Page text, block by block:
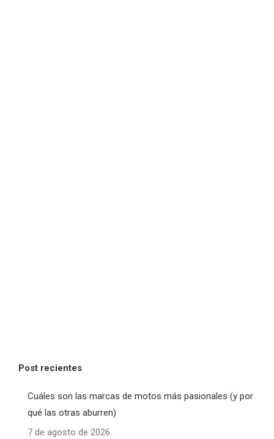
Post recientes
Cuáles son las marcas de motos más pasionales (y por
qué las otras aburren)
7 de agosto de 2026